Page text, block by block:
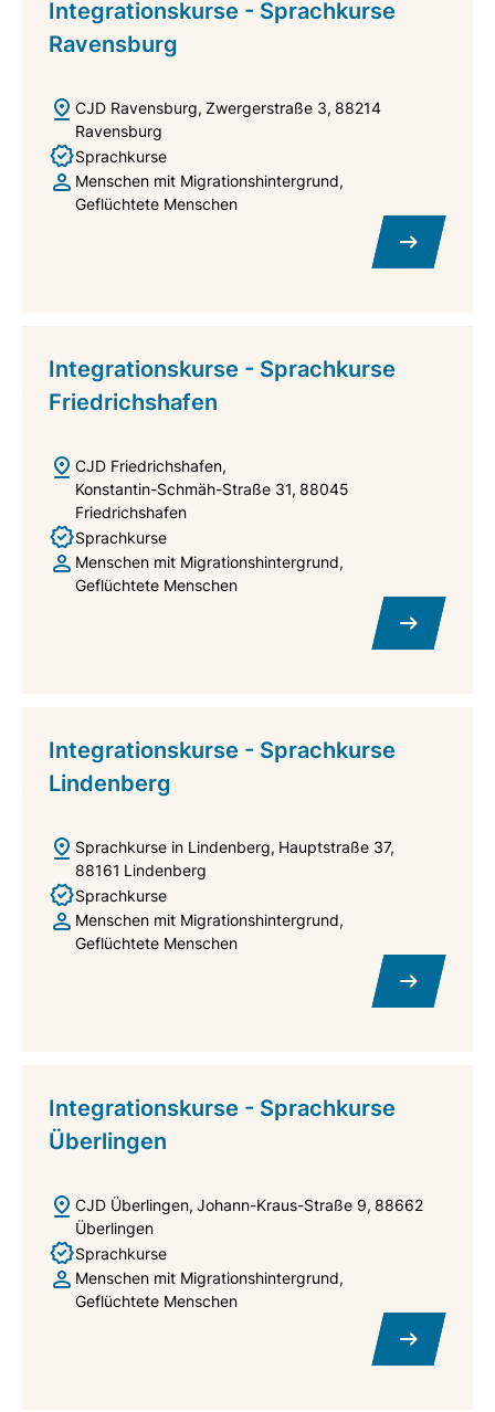
Integrationskurse - Sprachkurse
Ravensburg
CJD Ravensburg Zwergerstraße 3 88214
Ravensburg
Sprachkurse
Menschen mit Migrationshintergrund
Geflüchtete Menschen
Integrationskurse - Sprachkurse
Friedrichshafen
CJD Friedrichshafen
Konstantin-Schmäh-Straße 31 88045
Friedrichshafen
Sprachkurse
Menschen mit Migrationshintergrund
Geflüchtete Menschen
Integrationskurse - Sprachkurse
Lindenberg
Sprachkurse in Lindenberg Hauptstraße 37
88161 Lindenberg
Sprachkurse
Menschen mit Migrationshintergrund
Geflüchtete Menschen
Integrationskurse - Sprachkurse
Überlingen
CJD Überlingen Johann-Kraus-Straße 9 88662
Überlingen
Sprachkurse
Menschen mit Migrationshintergrund
Geflüchtete Menschen